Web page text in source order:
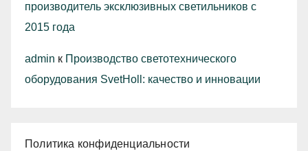
производитель эксклюзивных светильников с
2015 года
admin к Производство светотехнического
оборудования SvetHoll: качество и инновации
Политика конфиденциальности